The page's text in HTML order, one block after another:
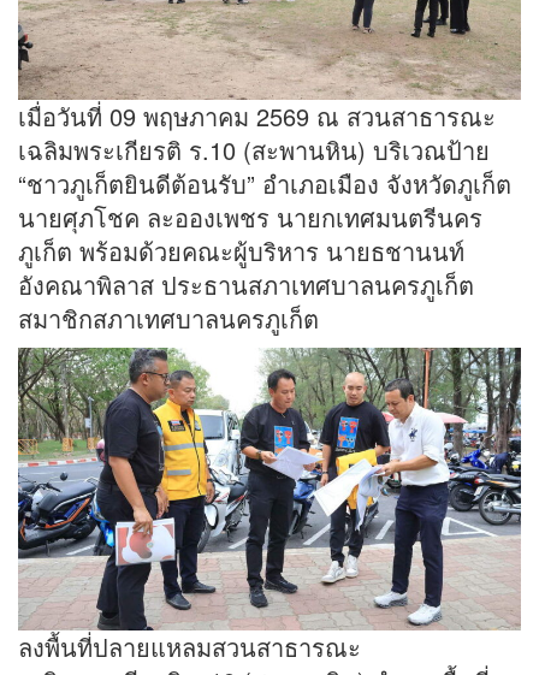
เมื่อวันที่ 09 พฤษภาคม 2569 ณ สวนสาธารณะ
เฉลิมพระเกียรติ ร.10 (สะพานหิน) บริเวณป้าย
“ชาวภูเก็ตยินดีต้อนรับ” อำเภอเมือง จังหวัดภูเก็ต
นายศุภโชค ละอองเพชร นายกเทศมนตรีนคร
ภูเก็ต พร้อมด้วยคณะผู้บริหาร นายธชานนท์
อังคณาพิลาส ประธานสภาเทศบาลนครภูเก็ต
สมาชิกสภาเทศบาลนครภูเก็ต
ลงพื้นที่ปลายแหลมสวนสาธารณะ